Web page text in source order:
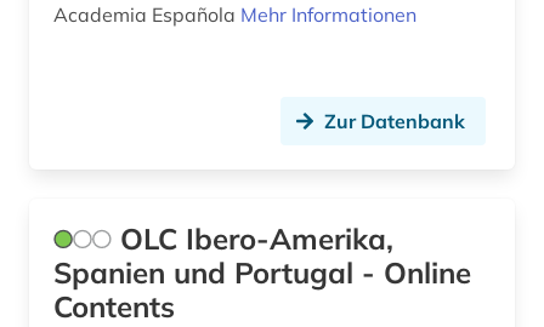
politologie (1)
portal (1)
Academia Española Mehr Informationen
Zur Datenbank
OLC Ibero-Amerika,
Spanien und Portugal - Online
Contents